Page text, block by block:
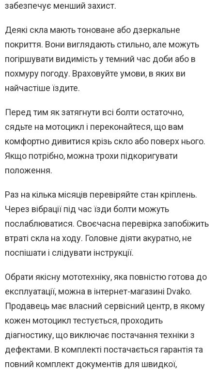
забезпечує менший захист.
Деякі скла мають тоноване або дзеркальне
покриття. Вони виглядають стильно, але можуть
погіршувати видимість у темний час доби або в
похмуру погоду. Враховуйте умови, в яких ви
найчастіше їздите.
Перед тим як затягнути всі болти остаточно,
сядьте на мотоцикл і переконайтеся, що вам
комфортно дивитися крізь скло або поверх нього.
Якщо потрібно, можна трохи підкоригувати
положення.
Раз на кілька місяців перевіряйте стан кріплень.
Через вібрації під час їзди болти можуть
послаблюватися. Своєчасна перевірка запобіжить
втраті скла на ходу. Головне діяти акуратно, не
поспішати і слідувати інструкції.
Обрати якісну мототехніку, яка повністю готова до
експлуатації, можна в інтернет-магазині Dvako.
Продавець має власний сервісний центр, в якому
кожен мотоцикл тестується, проходить
діагностику, що виключає постачання техніки з
дефектами. В комплекті постачається гарантія та
повний комплект документів для швидкої,